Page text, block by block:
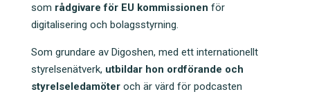
som rådgivare för EU kommissionen för
digitalisering och bolagsstyrning.
Som grundare av Digoshen, med ett internationellt
styrelsenätverk, utbildar hon ordförande och
styrelseledamöter och är värd för podcasten